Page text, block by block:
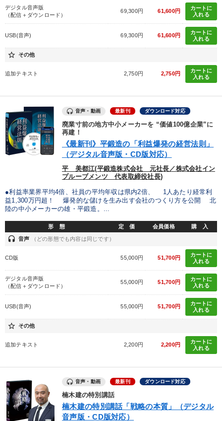
デジタル音声版
（配信＋ダウンロード）
69,300円 61,600円
カートに
入れる
USB(音声) 69,300円 61,600円
カートに
入れる
star_border その他
追加テキスト 2,750円 2,750円
カートに
入れる
音声・動画 最新刊 ダウンロード対応
廃業寸前の地方中小メーカーを “価値100億企業”に
再建！
《最新刊》平鍛造の「利益爆発の経営法則」
（デジタル音声版・CD版対応）
平 美都江(平鍛造株式会社 元社長／株式会社イン
プルーブメンツ 代表取締役社長)
●利益率業界平均4倍、社員の平均年収は県内2倍、 1人あたり経常利
益1,300万円超！ 爆発的な儲けを生み出す会社のつくり方を公開 北
陸の中小メーカーの雄・平鍛造。...
形 態 定 価 会員価格 購 入
headset 音声 （どの形態でも内容は同じです）
CD版 55,000円 51,700円
カートに
入れる
デジタル音声版
（配信＋ダウンロード）
55,000円 51,700円
カートに
入れる
USB(音声) 55,000円 51,700円
カートに
入れる
star_border その他
追加テキスト 2,200円 2,200円
カートに
入れる
音声・動画 最新刊 ダウンロード対応
楠木建の特別講話
楠木建の特別講話「戦略の本質」（デジタル
音声版・CD版対応）